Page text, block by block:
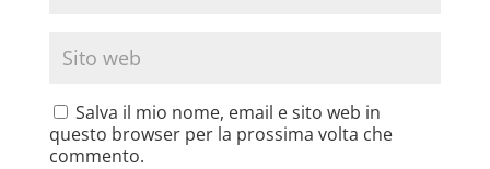
Salva il mio nome, email e sito web in
questo browser per la prossima volta che
commento.